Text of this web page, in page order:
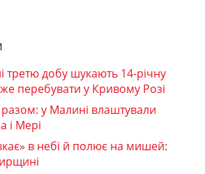
добу шукають 14-річну
перебувати у Кривому Розі
разом: у Малині влаштували
і Мері
в небі й полює на мишей: